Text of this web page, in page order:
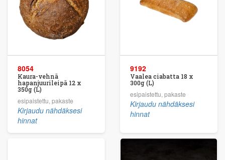
8054
Kaura-vehnä
hapanjuurileipä 12 x
350g (L)
esipaistettu, pakaste
Kirjaudu nähdäksesi
hinnat
9192
Vaalea ciabatta 18 x
300g (L)
esipaistettu, pakaste
Kirjaudu nähdäksesi
hinnat